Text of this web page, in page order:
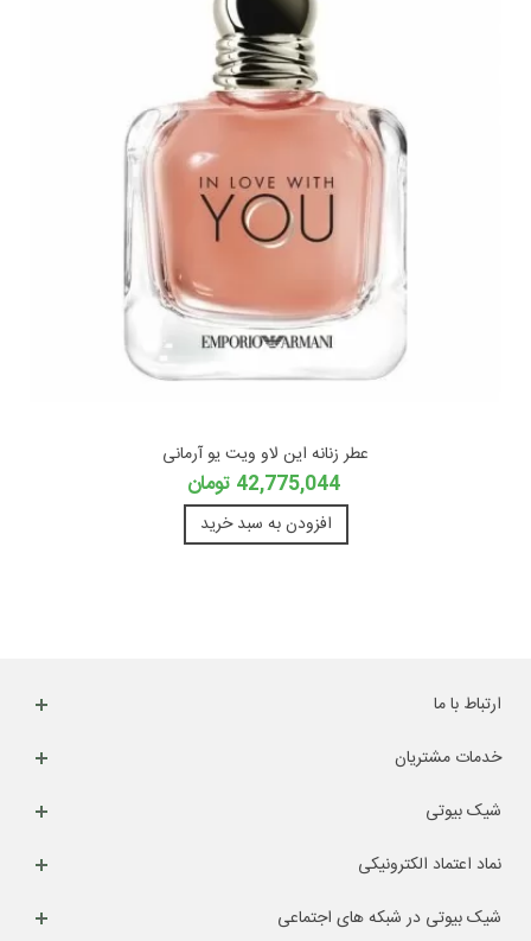
عطر زنانه این لاو ویت یو آرمانی
42,775,044 تومان
افزودن به سبد خرید
ارتباط با ما
خدمات مشتریان
شیک بیوتی
نماد اعتماد الکترونیکی
شیک بیوتی در شبکه های اجتماعی